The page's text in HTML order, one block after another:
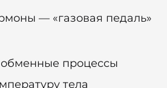
— «газовая педаль»
процессы
тела